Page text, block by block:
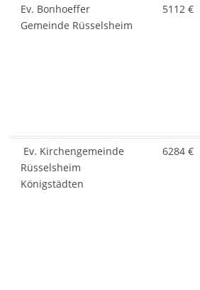
Ev. Bonhoeffer
Gemeinde Rüsselsheim
5112 €
Ev. Kirchengemeinde
Rüsselsheim
Königstädten
6284 €